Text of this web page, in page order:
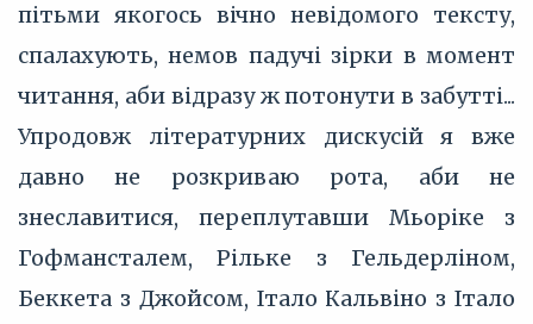
пітьми якогось вічно невідомого тексту,
спалахують, немов падучі зірки в момент
читання, аби відразу ж потонути в забутті...
Упродовж літературних дискусій я вже
давно не розкриваю рота, аби не
знеславитися, переплутавши Мьоріке з
Гофмансталем, Рільке з Гельдерліном,
Беккета з Джойсом, Італо Кальвіно з Італо